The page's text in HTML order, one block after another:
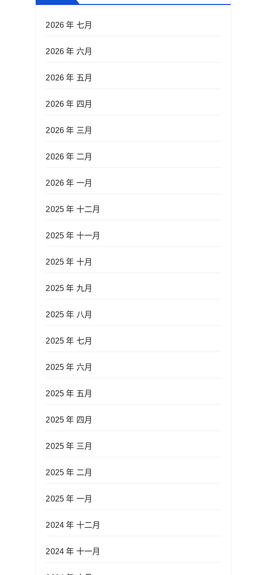
2026 年 七月
2026 年 六月
2026 年 五月
2026 年 四月
2026 年 三月
2026 年 二月
2026 年 一月
2025 年 十二月
2025 年 十一月
2025 年 十月
2025 年 九月
2025 年 八月
2025 年 七月
2025 年 六月
2025 年 五月
2025 年 四月
2025 年 三月
2025 年 二月
2025 年 一月
2024 年 十二月
2024 年 十一月